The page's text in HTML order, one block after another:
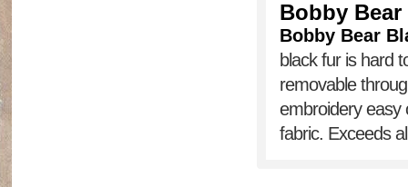
Bobby Bear
Bobby Bear
black fur is hard
removable
embroidery easy
fabric. Exceeds